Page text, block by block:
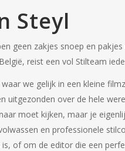
Steyl
geen zakjes snoep en
reist een vol Stilteam
we gelijk in een kleine
uitgezonden over de hele
moet kijken, maar je
en professionele
of om de editor die een